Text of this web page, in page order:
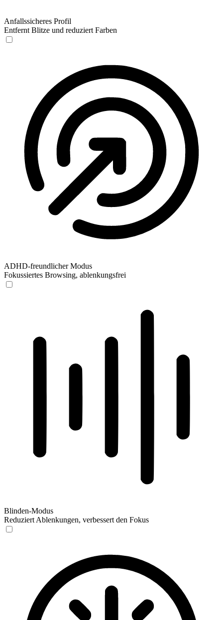
Anfallssicheres Profil
Entfernt Blitze und reduziert Farben
ADHD-freundlicher Modus
Fokussiertes Browsing, ablenkungsfrei
Blinden-Modus
Reduziert Ablenkungen, verbessert den Fokus